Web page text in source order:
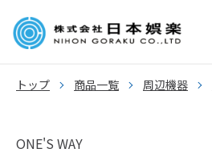
トップ 商品一覧 周辺機器
ONE'S WAY